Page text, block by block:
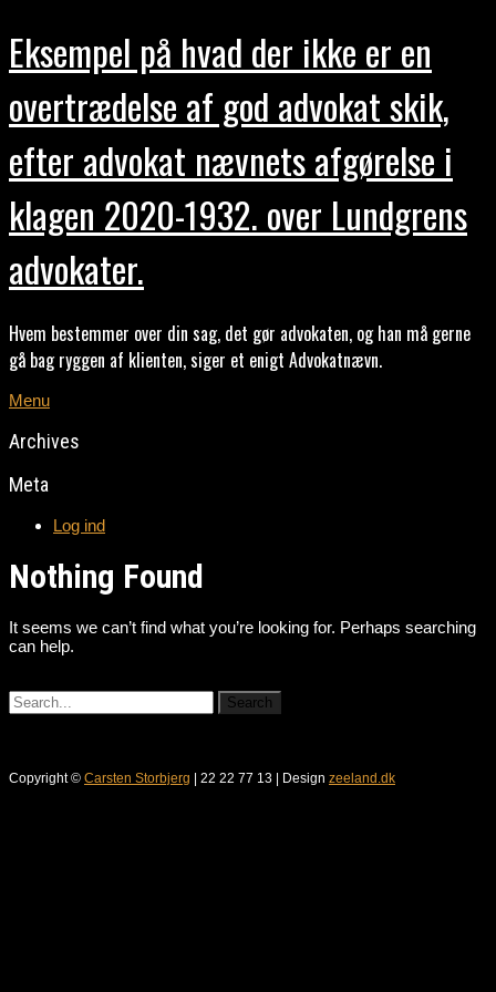
Eksempel på hvad der ikke er en
overtrædelse af god advokat skik,
efter advokat nævnets afgørelse i
klagen 2020-1932. over Lundgrens
advokater.
Hvem bestemmer over din sag, det gør advokaten, og han må gerne
gå bag ryggen af klienten, siger et enigt Advokatnævn.
Menu
Archives
Meta
Log ind
Nothing Found
It seems we can’t find what you’re looking for. Perhaps searching
can help.
Copyright © Carsten Storbjerg | 22 22 77 13 | Design zeeland.dk